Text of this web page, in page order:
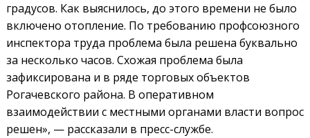
градусов. Как выяснилось, до этого времени не было
включено отопление. По требованию профсоюзного
инспектора труда проблема была решена буквально
за несколько часов. Схожая проблема была
зафиксирована и в ряде торговых объектов
Рогачевского района. В оперативном
взаимодействии с местными органами власти вопрос
решен», — рассказали в пресс-службе.